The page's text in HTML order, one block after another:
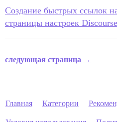
Создание быстрых ссылок
страницы настроек Discourse
следующая страница →
Главная Категории